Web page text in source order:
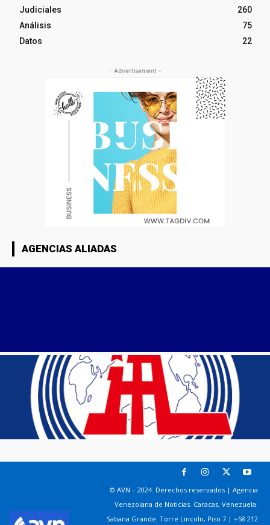
Judiciales
260
Análisis
75
Datos
22
- Advertisement -
AGENCIAS ALIADAS
© AVN – 2024. Derechos reservados | Agencia
Venezolana de Noticias. Caracas, Venezuela.
Sabana Grande. Torre Lincoln, Piso 7 | +58 212